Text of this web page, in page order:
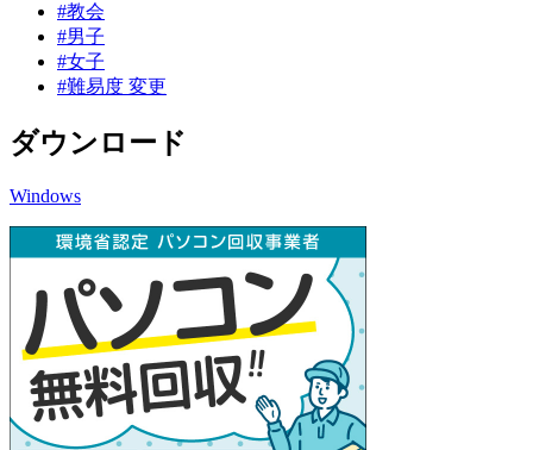
#教会
#男子
#女子
#難易度 変更
ダウンロード
Windows